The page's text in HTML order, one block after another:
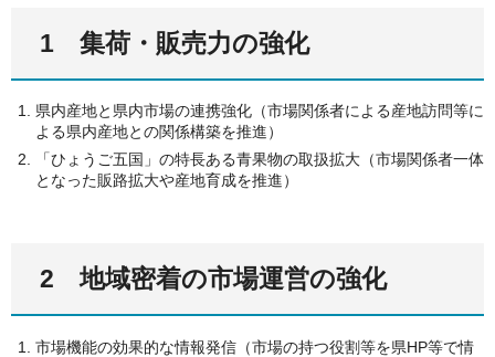
1 集荷・販売力の強化
県内産地と県内市場の連携強化（市場関係者による産地訪問等に
よる県内産地との関係構築を推進）
「ひょうご五国」の特長ある青果物の取扱拡大（市場関係者一体
となった販路拡大や産地育成を推進）
2 地域密着の市場運営の強化
市場機能の効果的な情報発信（市場の持つ役割等を県HP等で情